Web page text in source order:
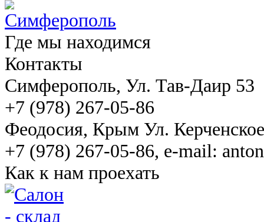
Где мы находимся
Контакты
Симферополь, Ул. Тав-Даир 53
+7 (978) 267-05-86
Феодосия, Крым Ул.
+7 (978) 267-05-86, e-mail:
Как к нам проехать